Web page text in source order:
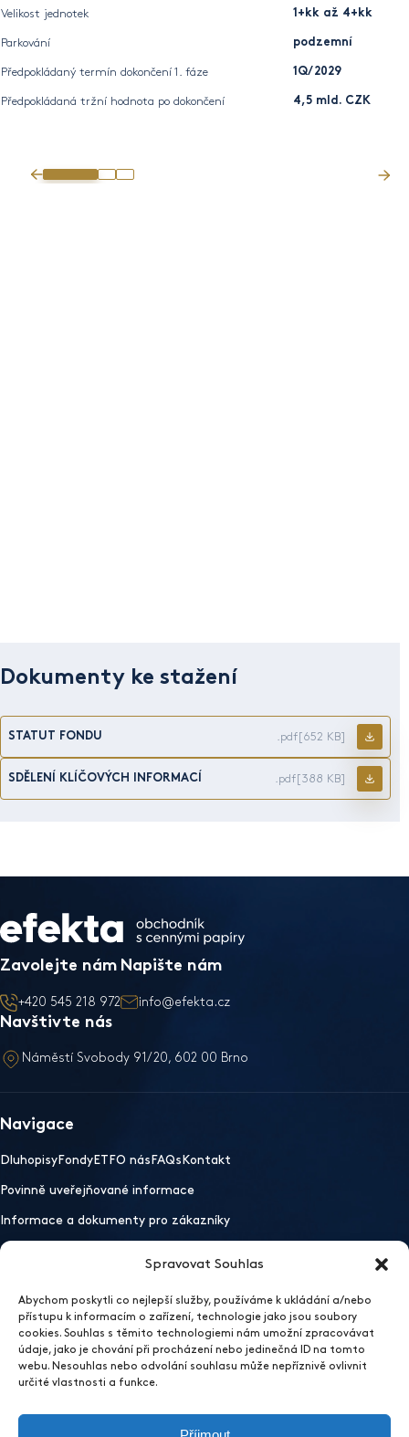
Spravovat Souhlas
Abychom poskytli co nejlepší služby, používáme k ukládání a/nebo
přístupu k informacím o zařízení, technologie jako jsou soubory
cookies. Souhlas s těmito technologiemi nám umožní zpracovávat
údaje, jako je chování při procházení nebo jedinečná ID na tomto
webu. Nesouhlas nebo odvolání souhlasu může nepříznivě ovlivnit
určité vlastnosti a funkce.
Velikost jednotek 1+kk až 4+kk
Parkování podzemní
Předpokládaný termín dokončení 1. fáze 1Q/2029
Předpokládaná tržní hodnota po dokončení 4,5 mld. CZK
Dokumenty ke stažení
STATUT FONDU .pdf [652 KB]
SDĚLENÍ KLÍČOVÝCH INFORMACÍ .pdf [388 KB]
Zavolejte nám
+420 545 218 972
Napište nám
info@efekta.cz
Navštivte nás
Náměstí Svobody 91/20, 602 00 Brno
Navigace
Dluhopisy Fondy ETFO nás FAQs Kontakt
Povinně uveřejňované informace
Informace a dokumenty pro zákazníky
Mobilní aplikaceOchrana osobních údajůWhistleblowing
Otevřít nastavení preferencí cookies
2026 EFEKTA obchodník s cennými papíry
Sídlo
EFEKTA obchodník s cennými papíry a.s.